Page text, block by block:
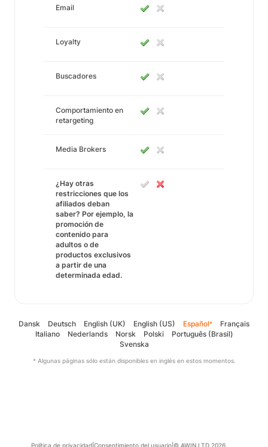
Email
Loyalty
Buscadores
Comportamiento en
retargeting
Media Brokers
¿Hay otras
restricciones que los
afiliados deban
saber? Por ejemplo, la
promoción de
contenido para
adultos o de
productos exclusivos
a partir de una
determinada edad.
Dansk Deutsch English (UK) English (US) Español*
Français
Italiano
Nederlands Norsk Polski
Português (Brasil)
Svenska
* Algunas páginas sólo están disponibles en inglés en estos momentos.
Política de privacidad| Consentimiento del usuario| © AWIN LTD 2026